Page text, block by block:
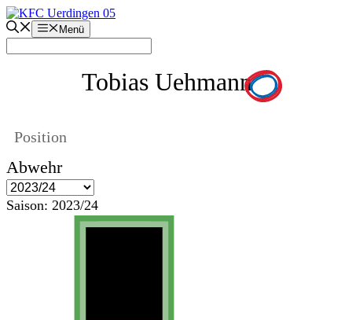
Zum
Inhalt
springen
Menü
Tobias Uehmann
Position
Abwehr
Saison: 2023/24